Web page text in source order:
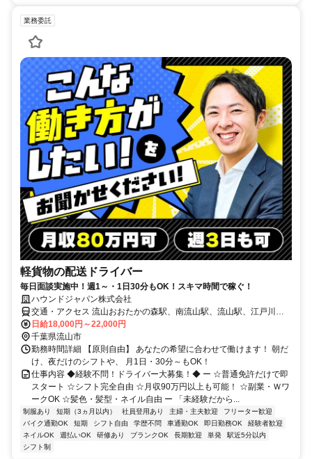
業務委託
軽貨物の配送ドライバー
毎日面談実施中！週1～・1日30分もOK！スキマ時間で稼ぐ！
ハウンドジャパン株式会社
交通・アクセス 流山おおたかの森駅、南流山駅、流山駅、江戸川台
駅
日給18,000円～22,000円
千葉県流山市
勤務時間詳細 【原則自由】 あなたの希望に合わせて働けます！ 朝だ
け、夜だけのシフトや、 月1日・30分～もOK！
仕事内容 ◆経験不問！ドライバー大募集！◆ ー ☆普通免許だけで即
スタート ☆シフト完全自由 ☆月収90万円以上も可能！ ☆副業・Ｗワ
ークOK ☆髪色・髪型・ネイル自由 ー 「未経験だから...
制服あり 短期（3ヵ月以内） 社員登用あり 主婦・主夫歓迎
フリーター歓迎
バイク通勤OK
短期 シフト自由 学歴不問 車通勤OK 即日勤務OK
経験者歓迎
ネイルOK
週払いOK 研修あり ブランクOK 長期歓迎 単発
駅近5分以内
シフト制